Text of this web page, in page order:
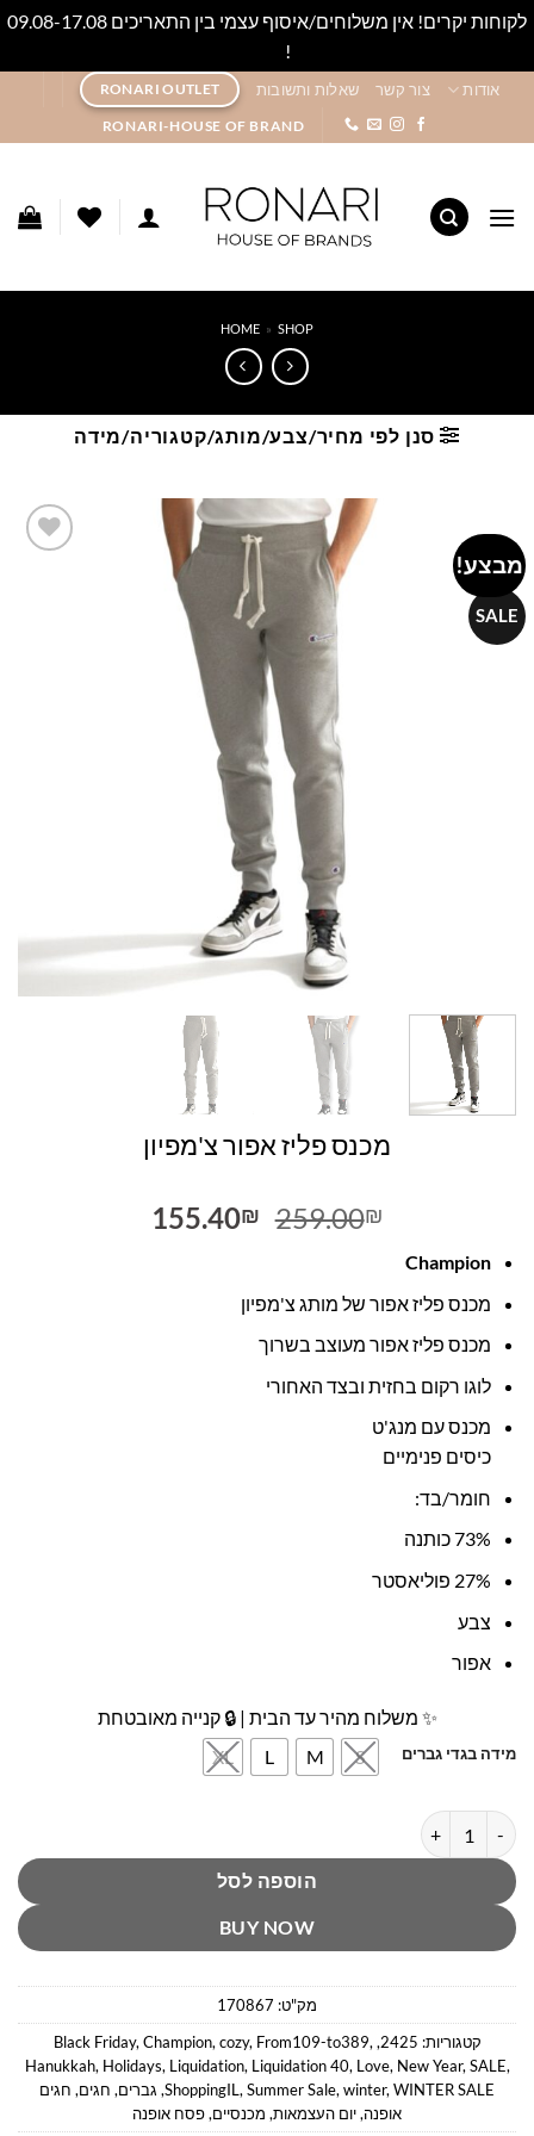
לקוחות יקרים! אין משלוחים/איסוף עצמי בין התאריכים 09.08-17.08
!
content
אודות צור קשר שאלות ותשובות RONARI OUTLET
RONARI-HOUSE OF BRAND
HOME » SHOP
סנן לפי מחיר/צבע/מותג/קטגוריה/מידה
מבצע!
SALE
מכנס פליז אפור צ'מפיון
259.00₪
המחיר
259.00₪.
155.40₪
Champion
מכנס פליז אפור של מותג צ'מפיון
מכנס פליז אפור מעוצב בשרוך
לוגו רקום בחזית ובצד האחורי
מכנס עם מנג'ט
כיסים פנימיים
חומר/בד:
73% כותנה
27% פוליאסטר
צבע
אפור
✨ משלוח מהיר עד הבית | 🔒 קנייה מאובטחת
מידה בגדי גברים S
M
L
XL
כמות של מכנס פליז אפור צ'מפיון
הוספה לסל
BUY NOW
מק"ט: 170867
קטגוריות: 2425
,
Black Friday, Champion, cozy, From109-to389,
Hanukkah, Holidays, Liquidation, Liquidation 40, Love, New Year, SALE,
ShoppingIL, Summer Sale, winter, WINTER SALE
, גברים, חגים, חגים
אופנה,יום העצמאות, מכנסיים,פסח אופנה